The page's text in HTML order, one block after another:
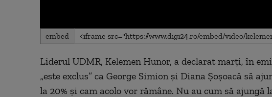
0
seconds
secondsVolume
embed
Liderul UDMR, Kelemen Hunor, a declarat marți, în
„este exclus” ca George Simion și Diana Șoșoacă să
la 20% și cam acolo vor rămâne. Nu au cum să ajungă